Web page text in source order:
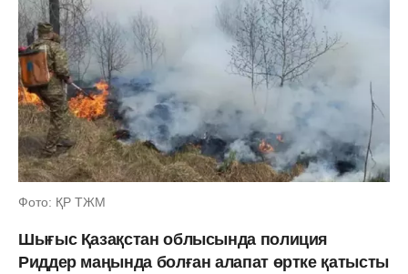
Фото: ҚР ТЖМ
Шығыс Қазақстан облысында полиция
Риддер маңында болған алапат өртке қатысты